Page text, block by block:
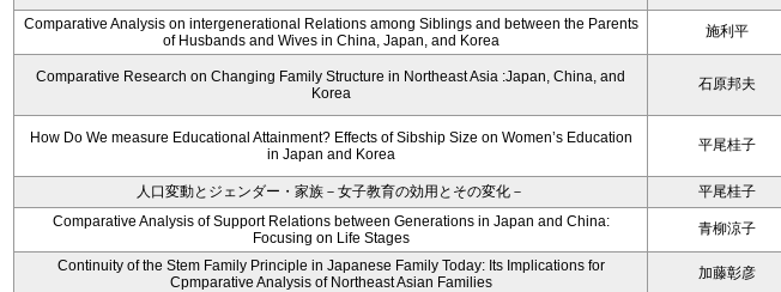
Comparative Analysis on intergenerational Relations among Siblings and between the Parents
of Husbands and Wives in China, Japan, and Korea
施利平
Comparative Research on Changing Family Structure in Northeast Asia :Japan, China, and
Korea
石原邦夫
How Do We measure Educational Attainment? Effects of Sibship Size on Women’s Education
in Japan and Korea
平尾桂子
人口変動とジェンダー・家族－女子教育の効用とその変化－
平尾桂子
Comparative Analysis of Support Relations between Generations in Japan and China:
Focusing on Life Stages
青柳涼子
Continuity of the Stem Family Principle in Japanese Family Today: Its Implications for
Cpmparative Analysis of Northeast Asian Families
加藤彰彦